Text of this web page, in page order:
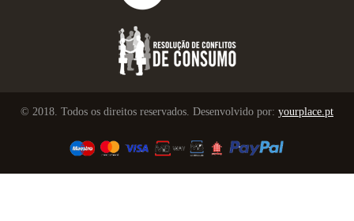
© 2018. Todos os direitos reservados. Desenvolvido por: yourplace.pt